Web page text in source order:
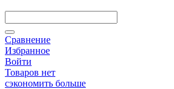
Сравнение
Избранное
Войти
Товаров нет
сэкономить больше